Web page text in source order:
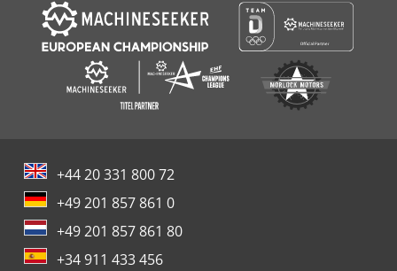
+44 20 331 800 72
+49 201 857 861 0
+49 201 857 861 80
+34 911 433 456